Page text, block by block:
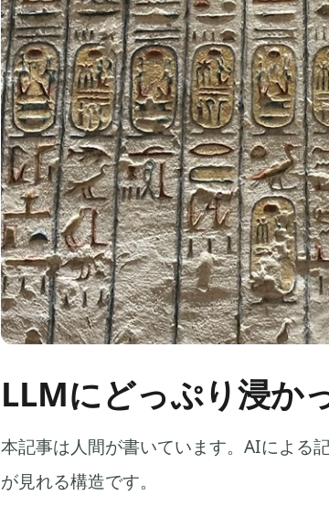
LLMにどっぷり浸か
本記事は人間が書いています。AIによる
が見れる構造です。